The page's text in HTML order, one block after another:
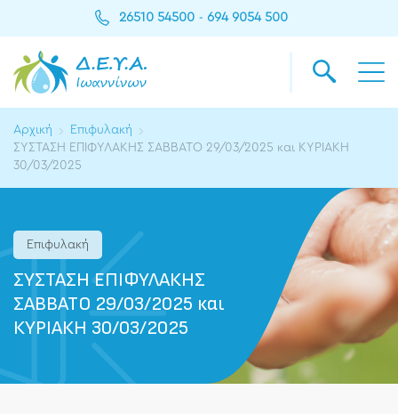
26510 54500 - 694 9054 500
Αρχική
Επιφυλακή
ΣΥΣΤΑΣΗ ΕΠΙΦΥΛΑΚΗΣ ΣΑΒΒΑΤΟ 29/03/2025 και ΚΥΡΙΑΚΗ
30/03/2025
Επιφυλακή
ΣΥΣΤΑΣΗ ΕΠΙΦΥΛΑΚΗΣ
ΣΑΒΒΑΤΟ 29/03/2025 και
ΚΥΡΙΑΚΗ 30/03/2025